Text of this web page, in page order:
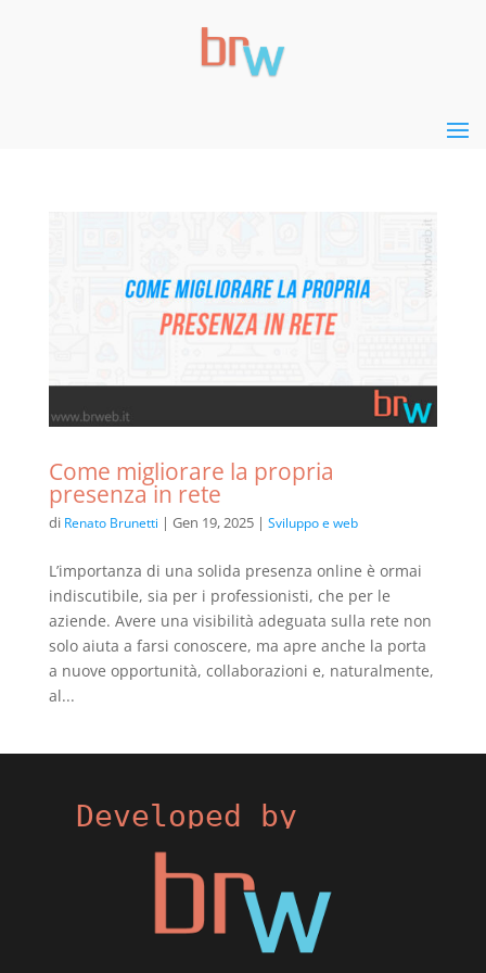
Come migliorare la propria
presenza in rete
di Renato Brunetti | Gen 19, 2025| Sviluppo e web
L’importanza di una solida presenza online è ormai
indiscutibile, sia per i professionisti, che per le
aziende. Avere una visibilità adeguata sulla rete non
solo aiuta a farsi conoscere, ma apre anche la porta
a nuove opportunità, collaborazioni e, naturalmente,
al...
Developed by